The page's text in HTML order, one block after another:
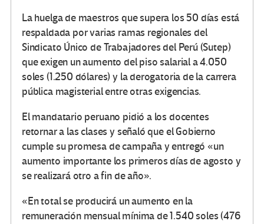
La huelga de maestros que supera los 50 días está
respaldada por varias ramas regionales del
Sindicato Único de Trabajadores del Perú (Sutep)
que exigen un aumento del piso salarial a 4.050
soles (1.250 dólares) y la derogatoria de la carrera
pública magisterial entre otras exigencias.
El mandatario peruano pidió a los docentes
retornar a las clases y señaló que el Gobierno
cumple su promesa de campaña y entregó «un
aumento importante los primeros días de agosto y
se realizará otro a fin de año».
«En total se producirá un aumento en la
remuneración mensual mínima de 1.540 soles (476